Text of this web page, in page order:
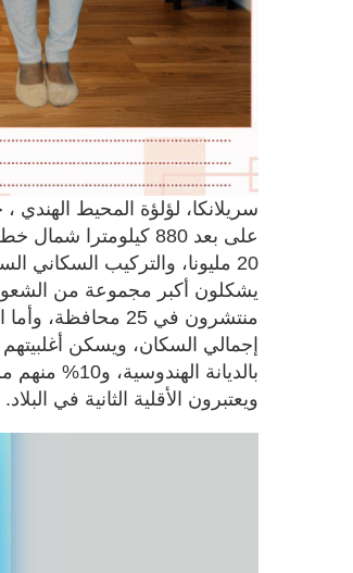
سريلانكا، لؤلؤة المحيط
على بعد 880
20 مليونا، والتركيب
إجمالي السكان، ويسكن
ويعتبرون الأقلية الثانية في البلاد.